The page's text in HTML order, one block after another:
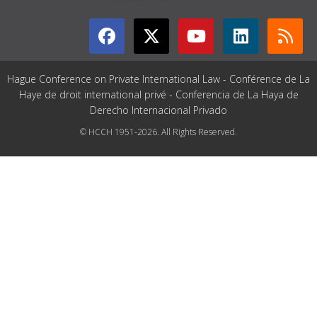
Hague Conference on Private International Law - Conférence de La
Haye de droit international privé - Conferencia de La Haya de
Derecho Internacional Privado
© HCCH 1951-2026. All Rights Reserved.